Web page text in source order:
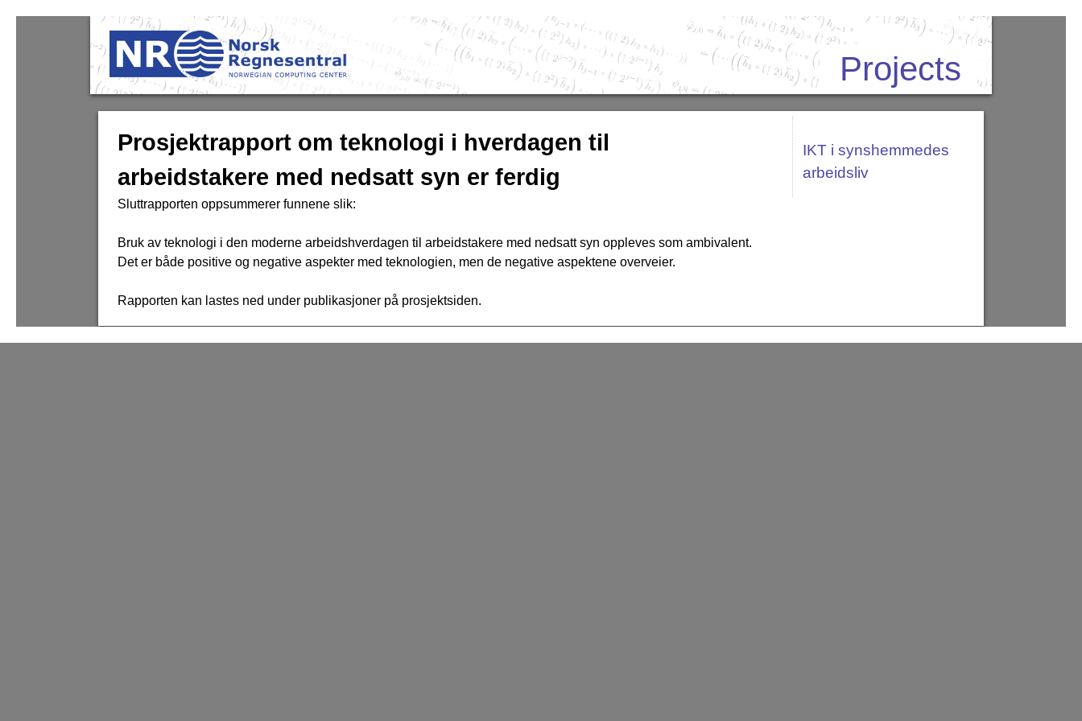
Hopp
til
hovedinnhold
Projects
Prosjektrapport om teknologi i hverdagen til
arbeidstakere med nedsatt syn er ferdig
Sluttrapporten oppsummerer funnene slik:
Bruk av teknologi i den moderne arbeidshverdagen til arbeidstakere med nedsatt syn oppleves som ambivalent.
Det er både positive og negative aspekter med teknologien, men de negative aspektene overveier.
Rapporten kan lastes ned under publikasjoner på prosjektsiden.
IKT i synshemmedes
arbeidsliv